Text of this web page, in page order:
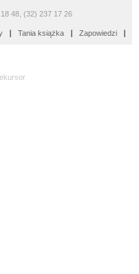
48, (32) 237 17 26
Tania książka Zapowiedzi